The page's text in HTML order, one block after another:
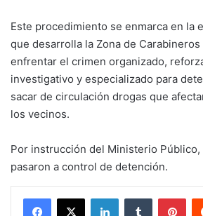
Este procedimiento se enmarca en la
que desarrolla la Zona de
enfrentar el crimen organizado,
investigativo y especializado para
sacar de circulación drogas que
los vecinos.
Por instrucción del Ministerio
pasaron a control de detención.
Facebook
X LinkedInTumblr